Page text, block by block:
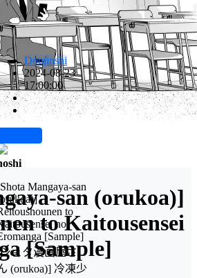
san (orukoa)]
to Kaitousensei
[Sample]
Doujinshi
2024-08-23
17:00:00
Mangaya-san
to
no
[Sample]
ョタ漫画屋さ
(orukoa)] 冷凍少